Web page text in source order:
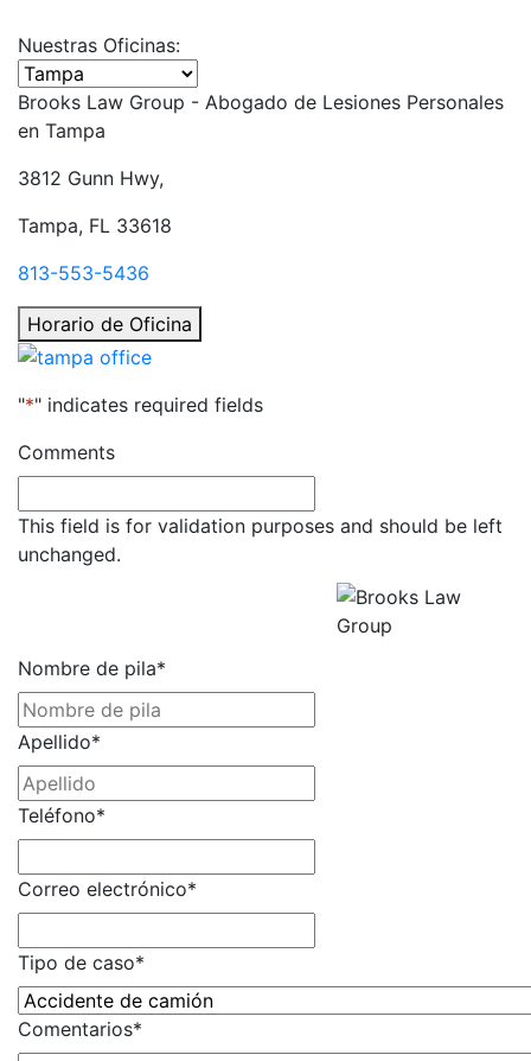
Nuestras Oficinas:
Seleccione una oficina
Brooks Law Group - Abogado de Lesiones Personales
en Tampa
3812 Gunn Hwy,
Tampa, FL 33618
813-553-5436
Horario de Oficina
"*" indicates required fields
Comments
This field is for validation purposes and should be left
unchanged.
Nombre de pila*
Apellido*
Teléfono*
Correo electrónico*
Tipo de caso*
Comentarios*